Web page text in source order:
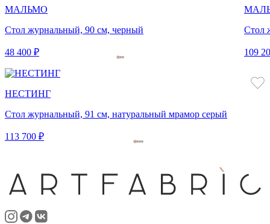
МАЛЬМО
Стол журнальный, 90 см, черный
48 400 ₽
Стол
109
НЕСТИНГ
Стол журнальный, 91 см, натуральный мрамор серый
113 700 ₽